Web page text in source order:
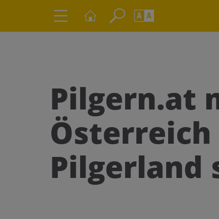
AA
Pilgern.at
Österreich
Pilgerland